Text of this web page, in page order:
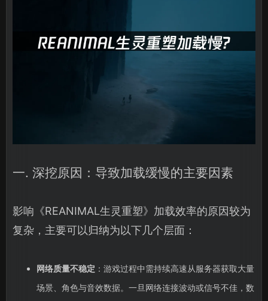
一. 深挖原因：导致加载缓慢的主要因素
影响《REANIMAL生灵重塑》加载效率的原因较为
复杂，主要可以归纳为以下几个层面：
网络质量不稳定 ：游戏过程中需持续高速从服务器获取大量
场景、角色与音效数据。一旦网络连接波动或信号不佳，数